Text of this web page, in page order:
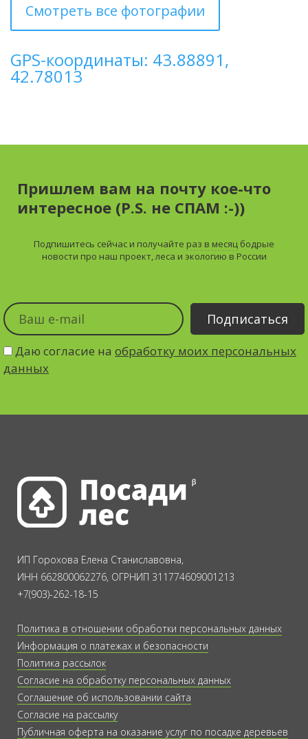
Смотреть все фотографии
GPS-координаты: 43.88891,
42.78013
Пришлем вам на почту кое-что
интересное (P.S. не СПАМ :-))
Подпишитесь сейчас и получайте раз в месяц бодрые
новости про наш проект, леса и экологию в России
Даю согласие на обработку моих персональных
данных
ИП Горохова Елена Станиславовна,
ИНН 662800062276, ОГРНИП 311774609001213
+7(903)-262-18-15
Политика в отношении обработки персональных данных
Информация о платежах и безопасности
Политика рассылок
Согласие на обработку персональных данных
Соглашение об использовании сайта
Согласие на рассылку
Публичная оферта на оказание услуг по посадке деревьев